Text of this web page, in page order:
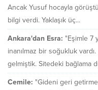
Ancak Yusuf hocayla
bilgi verdi. Yaklaşık üç...
Ankara'dan Esra: "Eşimle 7
inanılmaz bir soğukluk
gelmiştik. Sitedeki bağlama
Cemile: "Gideni geri